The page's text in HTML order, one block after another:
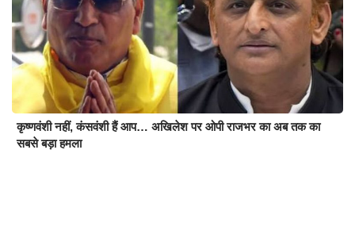
कृष्णवंशी नहीं, कंसवंशी हैं आप… अखिलेश पर ओपी राजभर का अब तक का
सबसे बड़ा हमला